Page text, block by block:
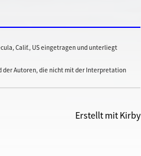
Calif., US eingetragen und unterliegt
der Autoren, die nicht mit der Interpretation
Erstellt mit Kirby